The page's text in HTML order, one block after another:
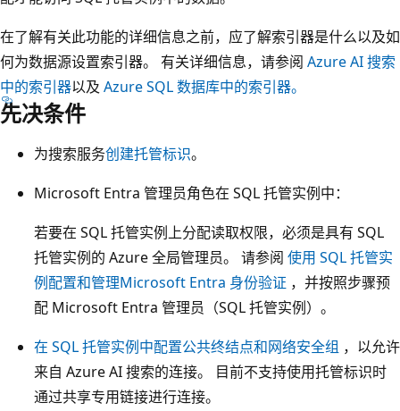
在了解有关此功能的详细信息之前，应了解索引器是什么以及如
何为数据源设置索引器。 有关详细信息，请参阅 Azure AI 搜索
中的索引器以及 Azure SQL 数据库中的索引器。
先决条件
为搜索服务创建托管标识。
Microsoft Entra 管理员角色在 SQL 托管实例中：
若要在 SQL 托管实例上分配读取权限，必须是具有 SQL
托管实例的 Azure 全局管理员。 请参阅 使用 SQL 托管实
例配置和管理Microsoft Entra 身份验证 ，并按照步骤预
配 Microsoft Entra 管理员（SQL 托管实例）。
在 SQL 托管实例中配置公共终结点和网络安全组 ，以允许
来自 Azure AI 搜索的连接。 目前不支持使用托管标识时
通过共享专用链接进行连接。